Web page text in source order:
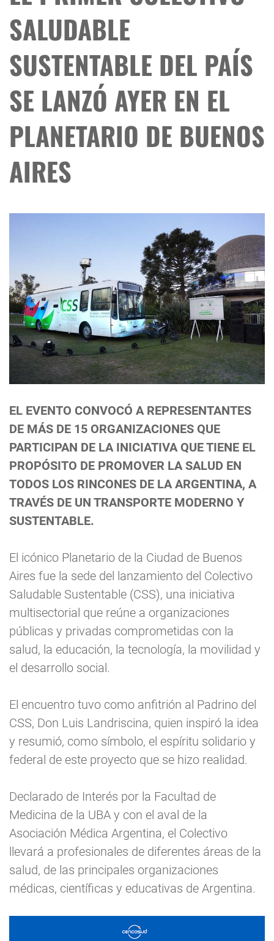
SALUDABLE
SUSTENTABLE DEL PAÍS
SE LANZÓ AYER EN EL
PLANETARIO DE BUENOS
AIRES
EL EVENTO CONVOCÓ A REPRESENTANTES
DE MÁS DE 15 ORGANIZACIONES QUE
PARTICIPAN DE LA INICIATIVA QUE TIENE EL
PROPÓSITO DE PROMOVER LA SALUD EN
TODOS LOS RINCONES DE LA ARGENTINA, A
TRAVÉS DE UN TRANSPORTE MODERNO Y
SUSTENTABLE.
El icónico Planetario de la Ciudad de Buenos
Aires fue la sede del lanzamiento del Colectivo
Saludable Sustentable (CSS), una iniciativa
multisectorial que reúne a organizaciones
públicas y privadas comprometidas con la
salud, la educación, la tecnología, la movilidad y
el desarrollo social.
El encuentro tuvo como anfitrión al Padrino del
CSS, Don Luis Landriscina, quien inspiró la idea
y resumió, como símbolo, el espíritu solidario y
federal de este proyecto que se hizo realidad.
Declarado de Interés por la Facultad de
Medicina de la UBA y con el aval de la
Asociación Médica Argentina, el Colectivo
llevará a profesionales de diferentes áreas de la
salud, de las principales organizaciones
médicas, científicas y educativas de Argentina.